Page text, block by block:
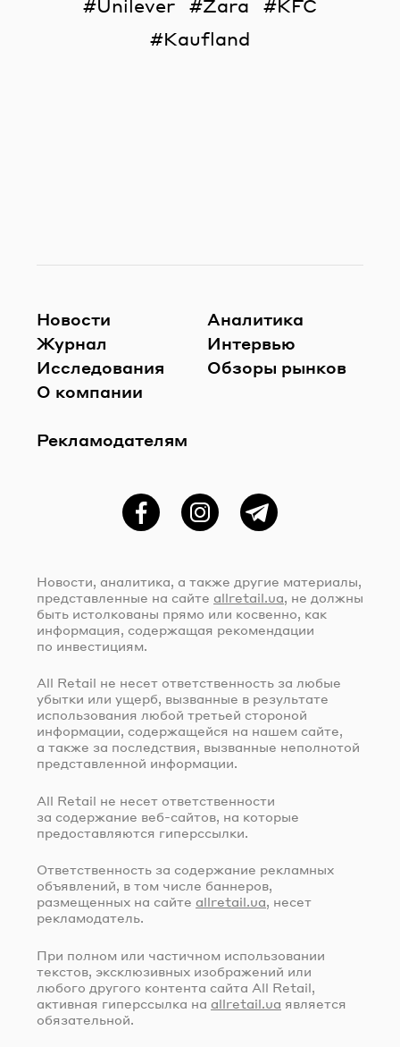
Unilever
Zara
KFC
Kaufland
Новости
Журнал
Исследования
О компании
Рекламодателям
Аналитика
Интервью
Обзоры рынков
ФейсбукInstagramTelegram
Новости, аналитика, а также другие материалы,
представленные на сайте allretail.ua, не должны
быть истолкованы прямо или косвенно, как
информация, содержащая рекомендации
по инвестициям.
All Retail не несет ответственность за любые
убытки или ущерб, вызванные в результате
использования любой третьей стороной
информации, содержащейся на нашем сайте,
а также за последствия, вызванные неполнотой
представленной информации.
All Retail не несет ответственности
за содержание веб-сайтов, на которые
предоставляются гиперссылки.
Ответственность за содержание рекламных
объявлений, в том числе баннеров,
размещенных на сайте allretail.ua, несет
рекламодатель.
При полном или частичном использовании
текстов, эксклюзивных изображений или
любого другого контента сайта All Retail,
активная гиперссылка на allretail.ua является
обязательной.